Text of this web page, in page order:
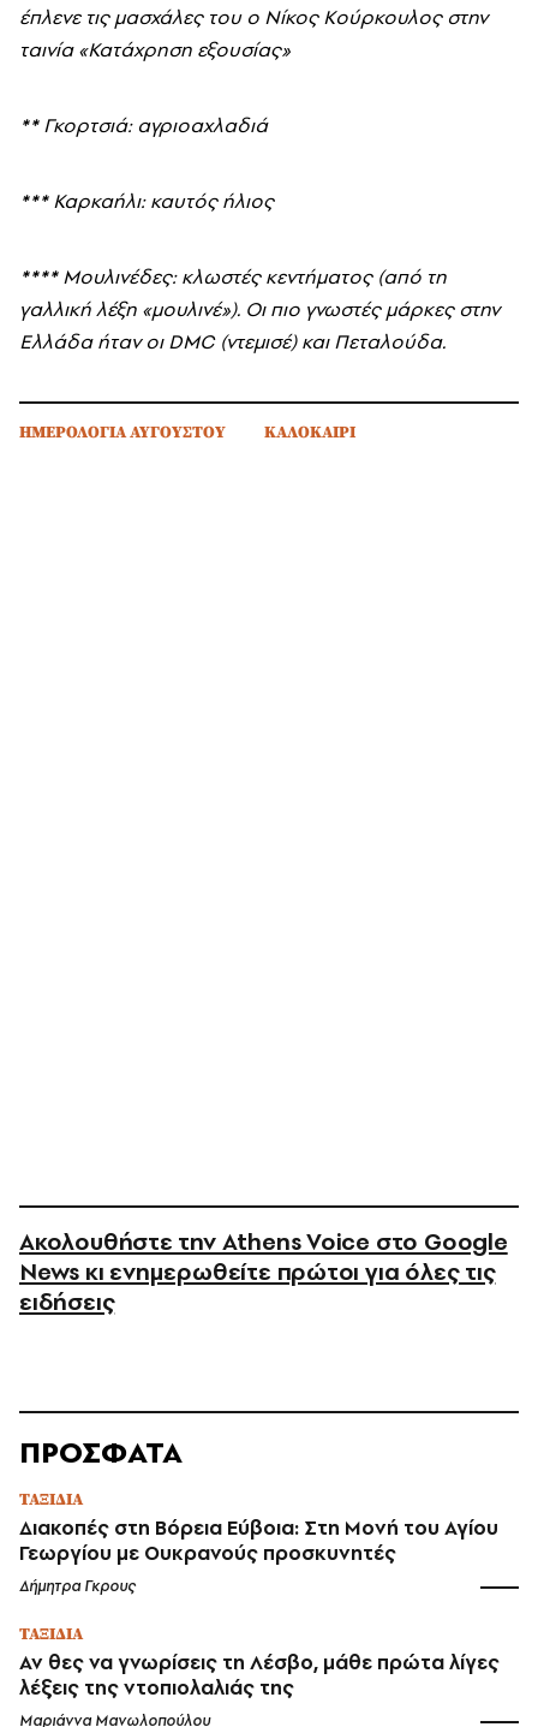
έπλενε τις μασχάλες του ο Νίκος Κούρκουλος στην
ταινία «Κατάχρηση εξουσίας»
**Γκορτσιά: αγριοαχλαδιά
***Καρκαήλι: καυτός ήλιος
****Μουλινέδες: κλωστές κεντήματος (από τη
γαλλική λέξη «μουλινέ»). Οι πιο γνωστές μάρκες στην
Ελλάδα ήταν οι DMC (ντεμισέ) και Πεταλούδα.
ΗΜΕΡΟΛΟΓΙΑ ΑΥΓΟΥΣΤΟΥ ΚΑΛΟΚΑΙΡΙ
Ακολουθήστε την Athens Voice στο Google
News κι ενημερωθείτε πρώτοι για όλες τις
ειδήσεις
ΠΡΟΣΦΑΤΑ
ΤΑΞΙΔΙΑ
Διακοπές στη Βόρεια Εύβοια: Στη Μονή του Αγίου
Γεωργίου με Ουκρανούς προσκυνητές
Δήμητρα Γκρους
ΤΑΞΙΔΙΑ
Αν θες να γνωρίσεις τη Λέσβο, μάθε πρώτα λίγες
λέξεις της ντοπιολαλιάς της
Μαριάννα Μανωλοπούλου